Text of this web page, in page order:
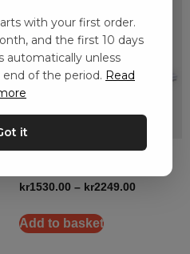
kr1530.00 – kr2249.00
Add to basket
with your first order.
and the first 10 days
automatically unless
of the period. Read
it